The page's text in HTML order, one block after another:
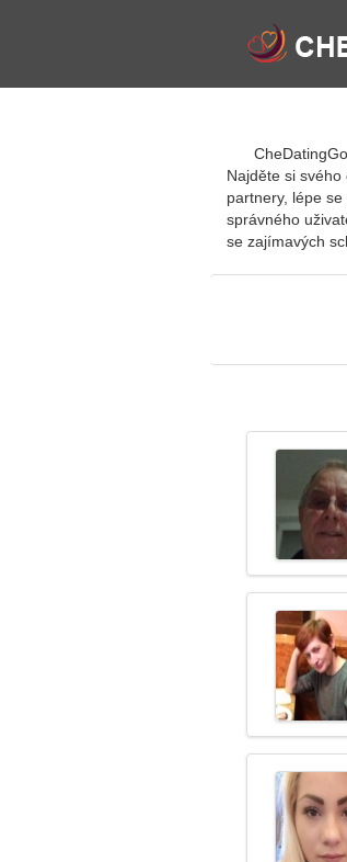
Najděte si
partnery, lépe
správného
se zajímavých